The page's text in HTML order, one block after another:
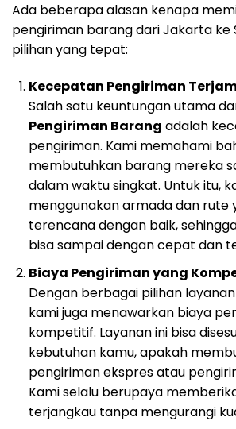
Ada beberapa alasan kenapa
pengiriman barang dari Jakarta ke
pilihan yang tepat:
Kecepatan Pengiriman
Salah satu keuntungan utama
Pengiriman Barang adalah
pengiriman. Kami memahami
membutuhkan barang mereka
dalam waktu singkat. Untuk itu,
menggunakan armada dan rute
terencana dengan baik,
bisa sampai dengan cepat dan
Biaya Pengiriman yang
Dengan berbagai pilihan
kami juga menawarkan biaya
kompetitif. Layanan ini bisa
kebutuhan kamu, apakah
pengiriman ekspres atau
Kami selalu berupaya
terjangkau tanpa mengurangi